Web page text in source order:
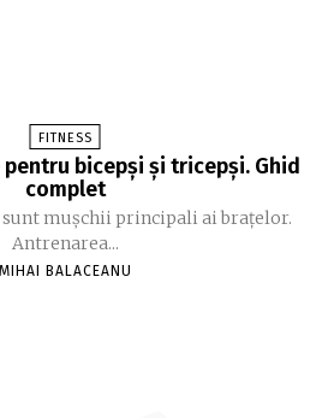
FITNESS
bicepși și tricepși. Ghid
complet
mușchii principali ai brațelor.
Antrenarea...
MIHAI BALACEANU